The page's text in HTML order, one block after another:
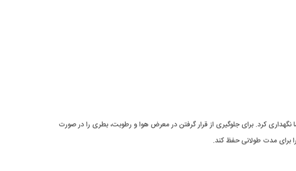
کرد. برای جلوگیری از قرار گرفتن در معرض هوا و رطوبت، بطری را در صورت
برای مدت طولانی حفظ کند.